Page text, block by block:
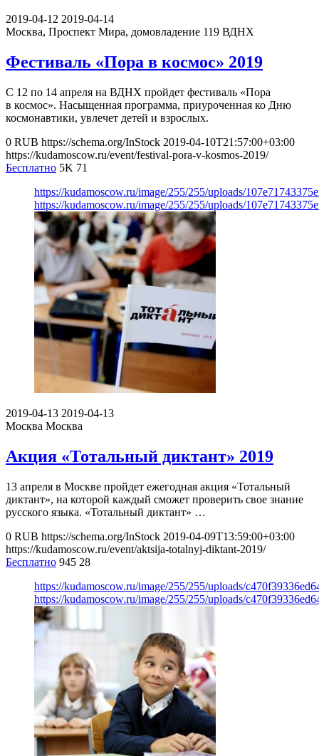
2019-04-12 2019-04-14
Москва, Проспект Мира, домовладение 119 ВДНХ
Фестиваль «Пора в космос» 2019
С 12 по 14 апреля на ВДНХ пройдет фестиваль «Пора
в космос». Насыщенная программа, приуроченная ко Дню
космонавтики, увлечет детей и взрослых.
0 RUB https://schema.org/InStock 2019-04-10T21:57:00+03:00
https://kudamoscow.ru/event/festival-pora-v-kosmos-2019/
Бесплатно 5K 71
https://kudamoscow.ru/image/255/255/uploads/
https://kudamoscow.ru/image/255/255/uploads/
2019-04-13 2019-04-13
Москва Москва
Акция «Тотальный диктант» 2019
13 апреля в Москве пройдет ежегодная акция «Тотальный
диктант», на которой каждый сможет проверить свое знание
русского языка. «Тотальный диктант» …
0 RUB https://schema.org/InStock 2019-04-09T13:59:00+03:00
https://kudamoscow.ru/event/aktsija-totalnyj-diktant-2019/
Бесплатно 945 28
https://kudamoscow.ru/image/255/255/uploads/
https://kudamoscow.ru/image/255/255/uploads/